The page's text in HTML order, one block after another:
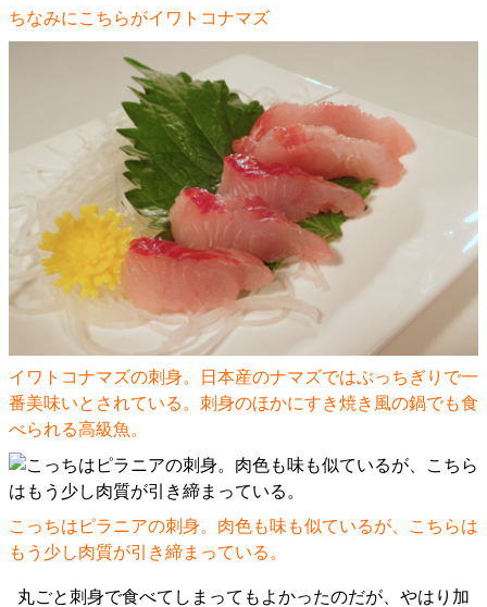
ちなみにこちらがイワトコナマズ
イワトコナマズの刺身。日本産のナマズではぶっちぎりで一
番美味いとされている。刺身のほかにすき焼き風の鍋でも食
べられる高級魚。
こっちはピラニアの刺身。肉色も味も似ているが、こちらは
もう少し肉質が引き締まっている。
丸ごと刺身で食べてしまってもよかったのだが、やはり加